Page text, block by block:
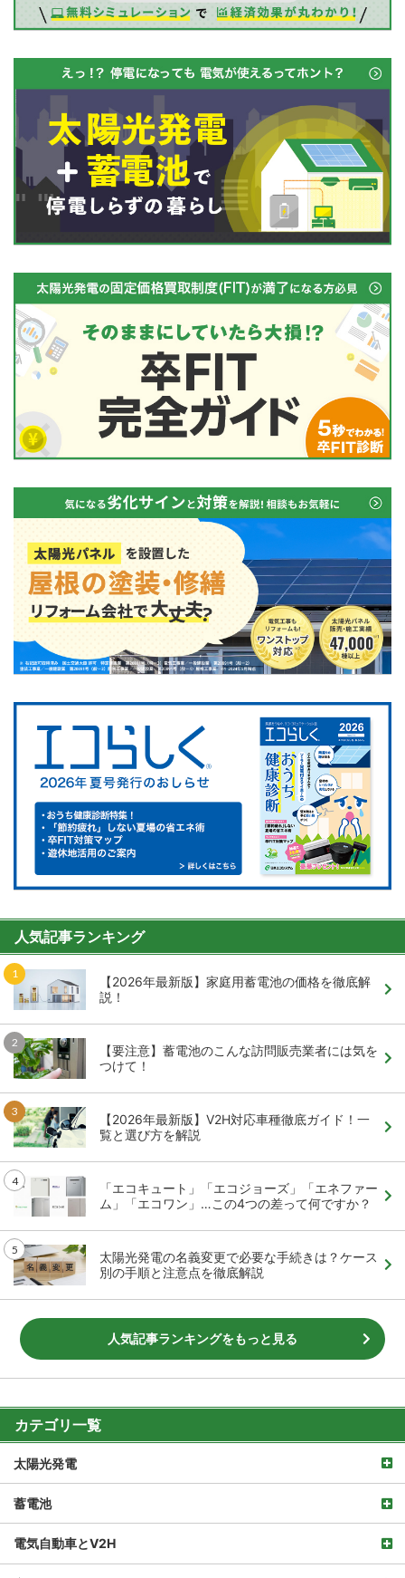
人気記事ランキング
【2026年最新版】家庭用蓄電池の価格を徹底解
説！
【要注意】蓄電池のこんな訪問販売業者には気を
つけて！
【2026年最新版】V2H対応車種徹底ガイド！一
覧と選び方を解説
「エコキュート」「エコジョーズ」「エネファー
ム」「エコワン」…この4つの差って何ですか？
太陽光発電の名義変更で必要な手続きは？ケース
別の手順と注意点を徹底解説
人気記事ランキングをもっと見る
カテゴリ一覧
太陽光発電
蓄電池
電気自動車とV2H